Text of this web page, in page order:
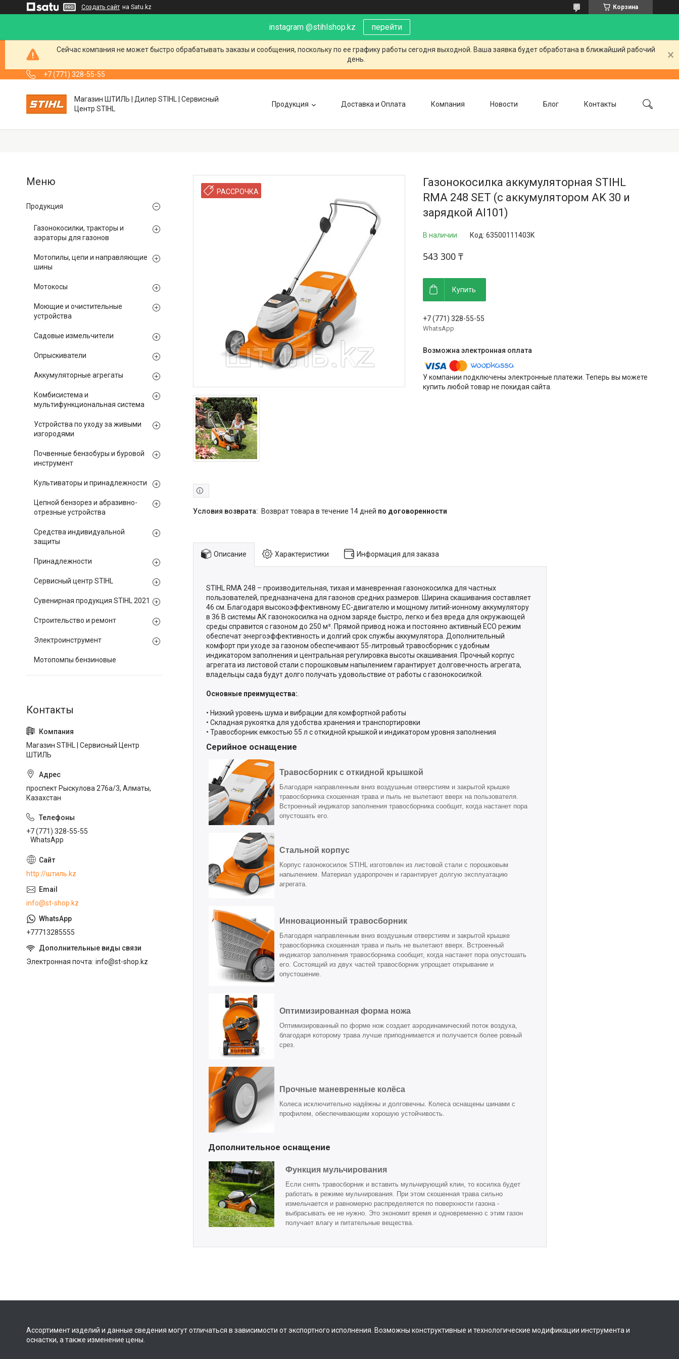
Создать сайт на Satu.kz Корзина
instagram @stihlshop.kz перейти
Сейчас компания не может быстро обрабатывать заказы и сообщения, поскольку по ее графику работы сегодня выходной. Ваша заявка будет обработана в ближайший рабочий
день.
+7 (771) 328-55-55
Магазин ШТИЛЬ | Дилер STIHL | Сервисный
Центр STIHL
Продукция Доставка и Оплата Компания Новости Блог Контакты
РАССРОЧКА
Газонокосилка аккумуляторная STIHL
RMA 248 SET (с аккумулятором AK 30 и
зарядкой Al101)
В наличии Код: 63500111403K
543 300 ₸
Купить
+7 (771) 328-55-55
WhatsApp
У компании подключены электронные платежи. Теперь вы можете
купить любой товар не покидая сайта.
возврат товара в течение 14 дней по договоренности
Описание Характеристики Информация для заказа
STIHL RMA 248 – производительная, тихая и маневренная газонокосилка для частных
пользователей, предназначена для газонов средних размеров. Ширина скашивания составляет
46 см. Благодаря высокоэффективному EC-двигателю и мощному литий-ионному аккумулятору
в 36 В системы АК газонокосилка на одном заряде быстро, легко и без вреда для окружающей
среды справится с газоном до 250 м². Прямой привод ножа и постоянно активный ECO режим
обеспечат энергоэффективность и долгий срок службы аккумулятора. Дополнительный
комфорт при уходе за газоном обеспечивают 55-литровый травосборник с удобным
индикатором заполнения и центральная регулировка высоты скашивания. Прочный корпус
агрегата из листовой стали с порошковым напылением гарантирует долговечность агрегата,
владельцы сада будут долго получать удовольствие от работы с газонокосилкой.
Основные преимущества:
• Низкий уровень шума и вибрации для комфортной работы
• Складная рукоятка для удобства хранения и транспортировки
• Травосборник емкостью 55 л с откидной крышкой и индикатором уровня заполнения
Серийное оснащение
Травосборник с откидной крышкой
Благодаря направленным вниз воздушным отверстиям и закрытой крышке
травосборника скошенная трава и пыль не вылетают вверх на пользователя.
Встроенный индикатор заполнения травосборника сообщит, когда настанет пора
опустошать его.
Стальной корпус
Корпус газонокосилок STIHL изготовлен из листовой стали с порошковым
напылением. Материал ударопрочен и гарантирует долгую эксплуатацию
агрегата.
Инновационный травосборник
Благодаря направленным вниз воздушным отверстиям и закрытой крышке
травосборника скошенная трава и пыль не вылетают вверх. Встроенный
индикатор заполнения травосборника сообщит, когда настанет пора опустошать
его. Состоящий из двух частей травосборник упрощает открывание и
опустошение.
Оптимизированная форма ножа
Оптимизированный по форме нож создает аэродинамический поток воздуха,
благодаря которому трава лучше приподнимается и получается более ровный
срез.
Прочные маневренные колёса
Колеса исключительно надёжны и долговечны. Колеса оснащены шинами с
профилем, обеспечивающим хорошую устойчивость.
Дополнительное оснащение
Функция мульчирования
Если снять травосборник и вставить мульчирующий клин, то косилка будет
работать в режиме мульчирования. При этом скошенная трава сильно
измельчается и равномерно распределяется по поверхности газона -
выбрасывать ее не нужно. Это экономит время и одновременно с этим газон
получает влагу и питательные вещества.
Продукция
Газонокосилки, тракторы и
аэраторы для газонов
Мотопилы, цепи и направляющие
шины
Мотокосы
Моющие и очистительные
устройства
Садовые измельчители
Опрыскиватели
Аккумуляторные агрегаты
Комбисистема и
мультифункциональная система
Устройства по уходу за живыми
изгородями
Почвенные бензобуры и буровой
инструмент
Культиваторы и принадлежности
Цепной бензорез и абразивно-
отрезные устройства
Средства индивидуальной
защиты
Принадлежности
Сервисный центр STIHL
Сувенирная продукция STIHL 2021
Строительство и ремонт
Электроинструмент
Мотопомпы бензиновые
Магазин STIHL | Сервисный Центр
ШТИЛЬ
проспект Рыскулова 276а/3, Алматы,
Казахстан
+7 (771) 328-55-55
WhatsApp
http://штиль.kz
info@st-shop.kz
+77713285555
Электронная почта info@st-shop.kz
Ассортимент изделий и данные сведения могут отличаться в зависимости от экспортного исполнения. Возможны конструктивные и технологические модификации инструмента и
оснастки, а также изменение цены.